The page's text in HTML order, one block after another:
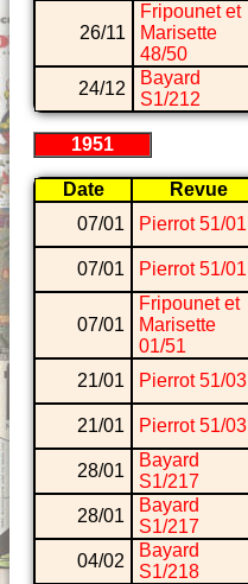
26/11
Fripounet et
Marisette
48/50
24/12
Bayard
S1/212
1951
Date Revue
07/01
Pierrot 51/01
07/01 Pierrot 51/01
07/01
Fripounet et
Marisette
01/51
21/01 Pierrot 51/03
21/01 Pierrot 51/03
28/01
Bayard
S1/217
28/01
Bayard
S1/217
04/02
Bayard
S1/218